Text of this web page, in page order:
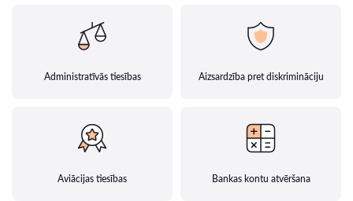
Administratīvās tiesības Aizsardzība pret diskrimināciju
Aviācijas tiesības Bankas kontu atvēršana